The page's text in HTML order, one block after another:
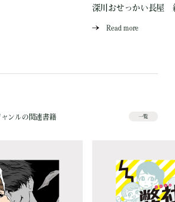
深川おせっかい長屋
Read more
ャンルの関連書籍 一覧